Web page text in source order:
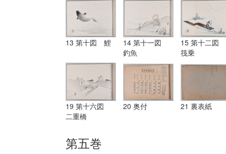
13 第十図 鯉
14 第十一図
釣魚
15 第十二図
筏乗
19 第十六図
二重橋
20 奥付 21 裏表紙
第五巻